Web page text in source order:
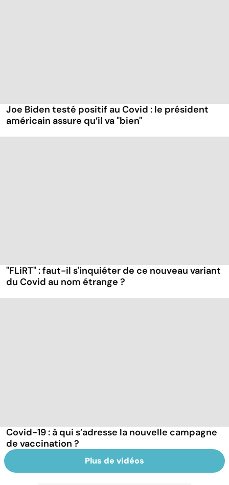
Joe Biden testé positif au Covid : le président
américain assure qu’il va "bien"
"FLiRT" : faut-il s'inquiéter de ce nouveau variant
du Covid au nom étrange ?
Covid-19 : à qui s’adresse la nouvelle campagne
de vaccination ?
Plus de vidéos